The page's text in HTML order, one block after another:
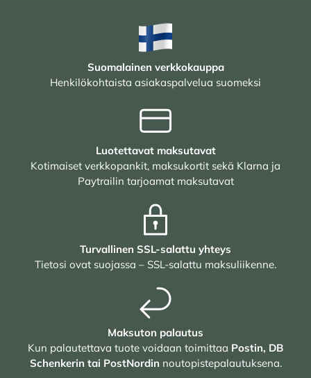
Suomalainen verkkokauppa
Henkilökohtaista asiakaspalvelua suomeksi
Luotettavat maksutavat
Kotimaiset verkkopankit, maksukortit sekä Klarna ja
Paytrailin tarjoamat maksutavat
Turvallinen SSL-salattu yhteys
Tietosi ovat suojassa – SSL-salattu maksuliikenne.
Maksuton palautus
Kun palautettava tuote voidaan toimittaa Postin, DB
Schenkerin tai PostNordin noutopistepalautuksena.